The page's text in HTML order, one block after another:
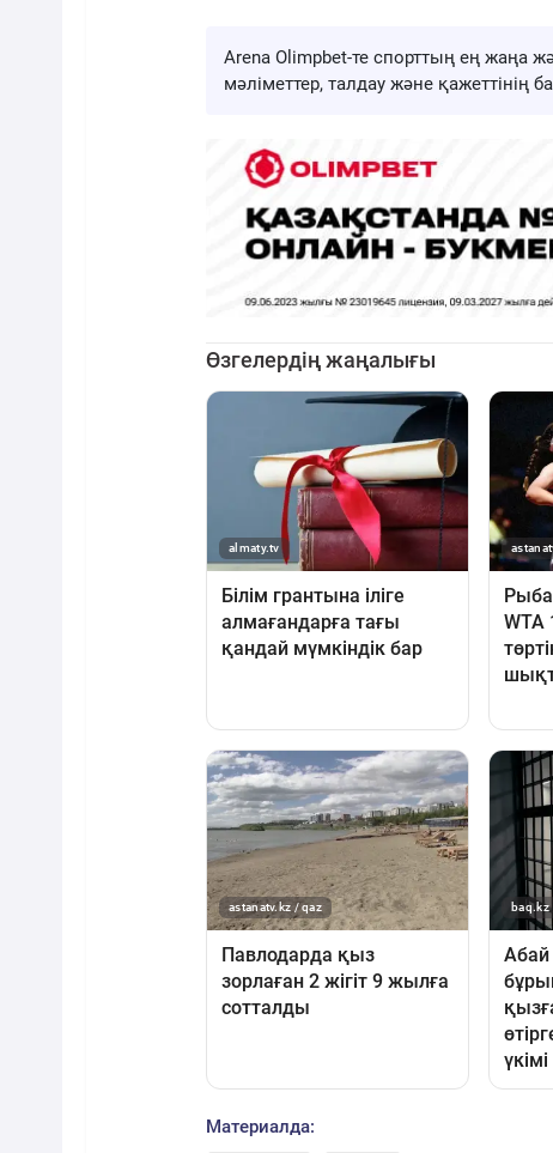
Arena Olimpbet-те спорттың ең
мәліметтер, талдау және қажеттінің
Материалда: